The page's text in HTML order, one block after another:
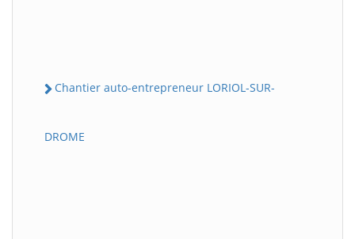
Chantier auto-entrepreneur LORIOL-SUR-
DROME